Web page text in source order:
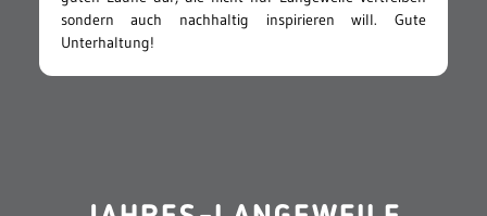
sondern auch nachhaltig inspirieren will. Gute
Unterhaltung!